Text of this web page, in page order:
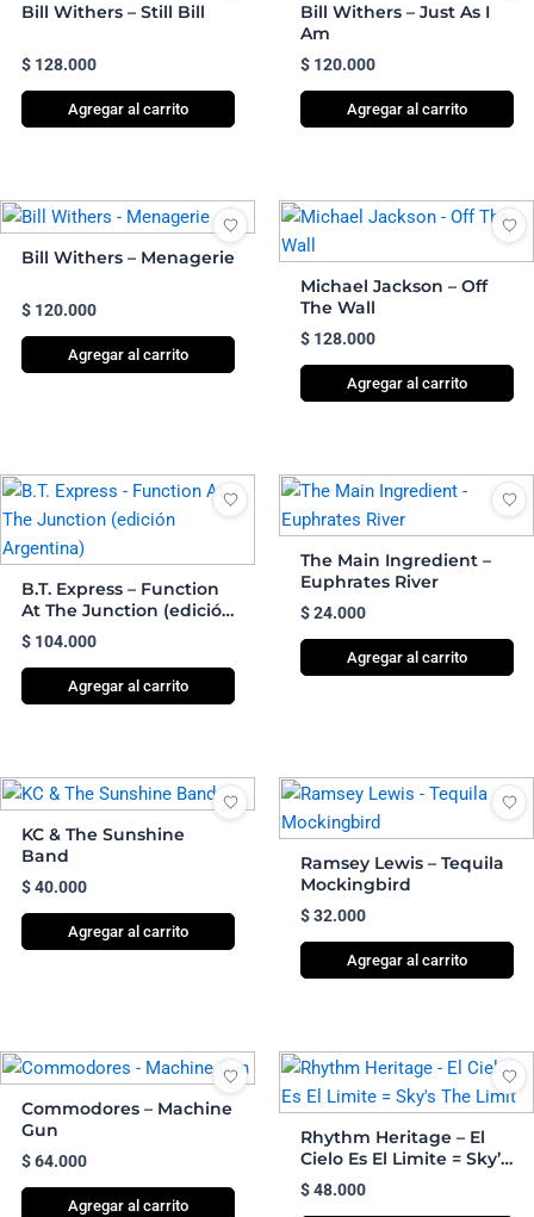
Bill Withers – Still Bill
$128.000
Agregar al carrito
Bill Withers – Just As I
Am
$120.000
Agregar al carrito
Bill Withers – Menagerie
$120.000
Agregar al carrito
Michael Jackson – Off
The Wall
$128.000
Agregar al carrito
B.T. Express – Function
At The Junction (edición
Argentina)
$104.000
Agregar al carrito
The Main Ingredient –
Euphrates River
$24.000
Agregar al carrito
KC & The Sunshine
Band
$40.000
Agregar al carrito
Ramsey Lewis – Tequila
Mockingbird
$32.000
Agregar al carrito
Commodores – Machine
Gun
$64.000
Agregar al carrito
Rhythm Heritage – El
Cielo Es El Limite = Sky’s
The Limit
$48.000